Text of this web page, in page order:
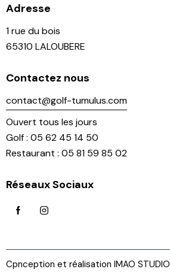
Adresse
1 rue du bois
65310 LALOUBERE
Contactez nous
contact@golf-tumulus.com
Ouvert tous les jours
Golf : 05 62 45 14 50
Restaurant : 05 81 59 85 02
Réseaux Sociaux
Cpnception et réalisation IMAO STUDIO